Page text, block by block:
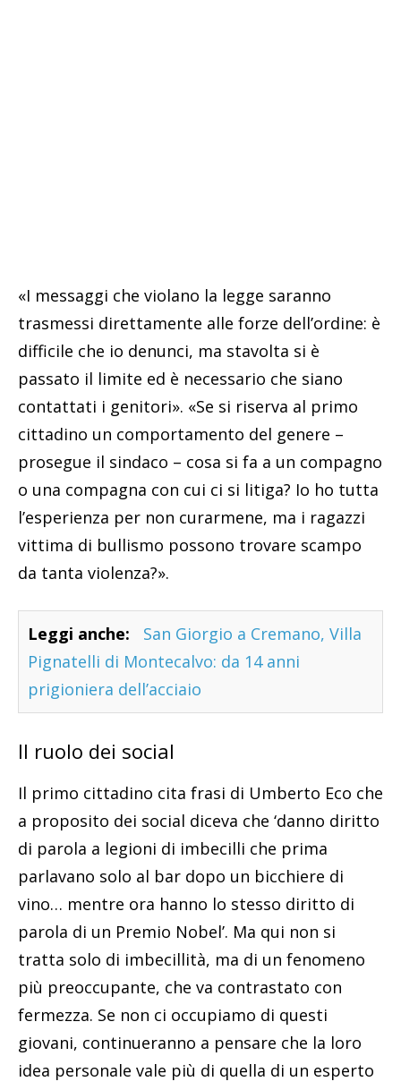
«I messaggi che violano la legge saranno
trasmessi direttamente alle forze dell’ordine: è
difficile che io denunci, ma stavolta si è
passato il limite ed è necessario che siano
contattati i genitori». «Se si riserva al primo
cittadino un comportamento del genere –
prosegue il sindaco – cosa si fa a un compagno
o una compagna con cui ci si litiga? Io ho tutta
l’esperienza per non curarmene, ma i ragazzi
vittima di bullismo possono trovare scampo
da tanta violenza?».
Leggi anche:
San Giorgio a Cremano, Villa
Pignatelli di Montecalvo: da 14 anni
prigioniera dell’acciaio
Il ruolo dei social
Il primo cittadino cita frasi di Umberto Eco che
a proposito dei social diceva che ‘danno diritto
di parola a legioni di imbecilli che prima
parlavano solo al bar dopo un bicchiere di
vino… mentre ora hanno lo stesso diritto di
parola di un Premio Nobel’. Ma qui non si
tratta solo di imbecillità, ma di un fenomeno
più preoccupante, che va contrastato con
fermezza. Se non ci occupiamo di questi
giovani, continueranno a pensare che la loro
idea personale vale più di quella di un esperto